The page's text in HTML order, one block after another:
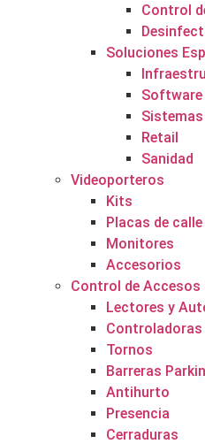
Control
Soluciones
Software
Retail
Sanidad
Videoporteros
Kits
Placas de calle
Monitores
Accesorios
Control de Accesos
Lectores y
Controladoras
Tornos
Barreras
Antihurto
Presencia
Cerraduras